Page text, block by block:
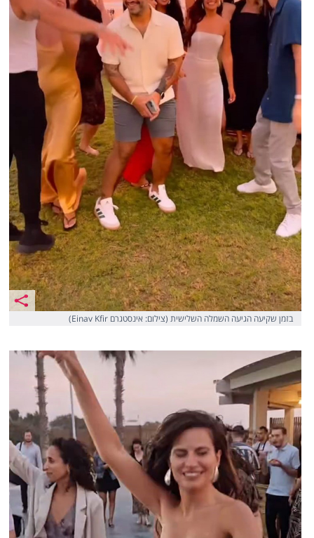
בזמן שקיעה הגיעה השמלה השלישית (צילום: אינסטגרם Einav Kfir)